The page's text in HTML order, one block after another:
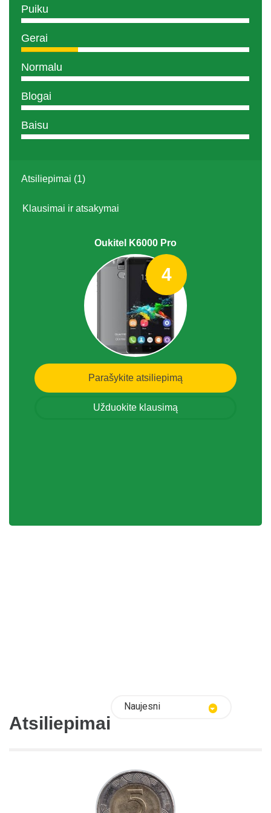
Puiku
Gerai
Normalu
Blogai
Baisu
Atsiliepimai (1)
Klausimai ir atsakymai
Oukitel K6000 Pro
4
Parašykite atsiliepimą
Užduokite klausimą
Atsiliepimai
Naujesni